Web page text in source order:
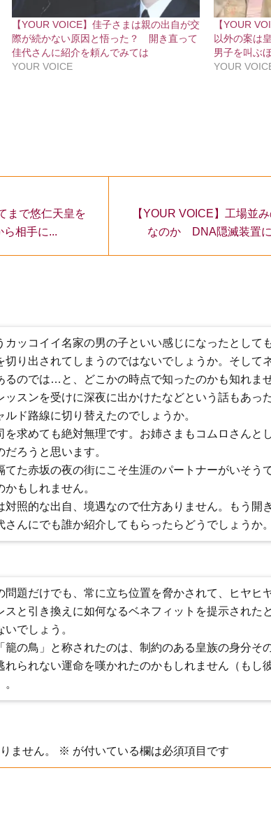
【YOUR VOICE】佳子さまは親の出自が交
際が続かない原因と悟った？ 開き直って
佳代さんに紹介を頼んでみては
YOUR VOICE
【YOUR
以外の案は
男子を叫ぶ
YOUR
まで悠仁天皇を
相手に...
【YOUR VOICE】工場並
なのか DNA隠滅装置
カッコイイ名家の男の子といい感じになったとして
り出されてしまうのではないでしょうか。そして
るのでは…と、どこかの時点で知ったのかも知れませ
ッスンを受けに深夜に出かけたなどという話もあっ
ド路線に切り替えたのでしょうか。
求めても絶対無理です。お姉さまもコムロさんと
ろうと思います。
た赤坂の夜の街にこそ生涯のパートナーがいそう
もしれません。
対照的な出自、境遇なので仕方ありません。もう開
さんにでも誰か紹介してもらったらどうでしょうか。
問題だけでも、常に立ち位置を脅かされて、ヒヤヒ
スと引き換えに如何なるベネフィットを提示された
でしょう。
籠の鳥」と称されたのは、制約のある皇族の身分そ
れられない運命を嘆かれたのかもしれません（もし
ません。 ※ が付いている欄は必須項目です